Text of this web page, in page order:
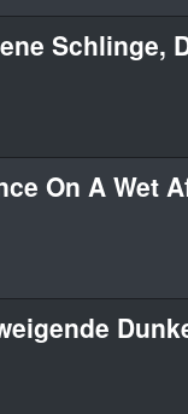
Schlinge,
On A Wet